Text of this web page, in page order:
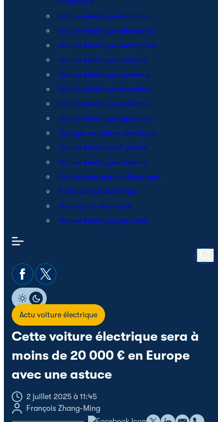
Voiture électrique familiale
Voiture électrique allemande
Voiture électrique américaine
Voiture électrique chinoise
Voiture électrique coréenne
Voiture électrique française
Voiture électrique italienne
Voiture électrique japonaise
Voyager en voiture électrique
Voiture électrique 7 places
Voiture électrique citadine
Voiture sans permis électrique
Petite voiture électrique
Monospace électrique
Voiture électrique pas cher
Actu voiture électrique
Cette voiture électrique sera à
moins de 20 000 € en Europe
avec une astuce
2 juillet 2025 à 11:45
François Zhang-Ming